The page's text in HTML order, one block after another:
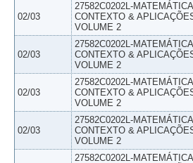
02/03
27582C0202L-
CONTEXTO &
VOLUME 2
02/03
27582C0202L-
CONTEXTO &
VOLUME 2
02/03
27582C0202L-
CONTEXTO &
VOLUME 2
02/03
27582C0202L-
CONTEXTO &
VOLUME 2
27582C0202L-